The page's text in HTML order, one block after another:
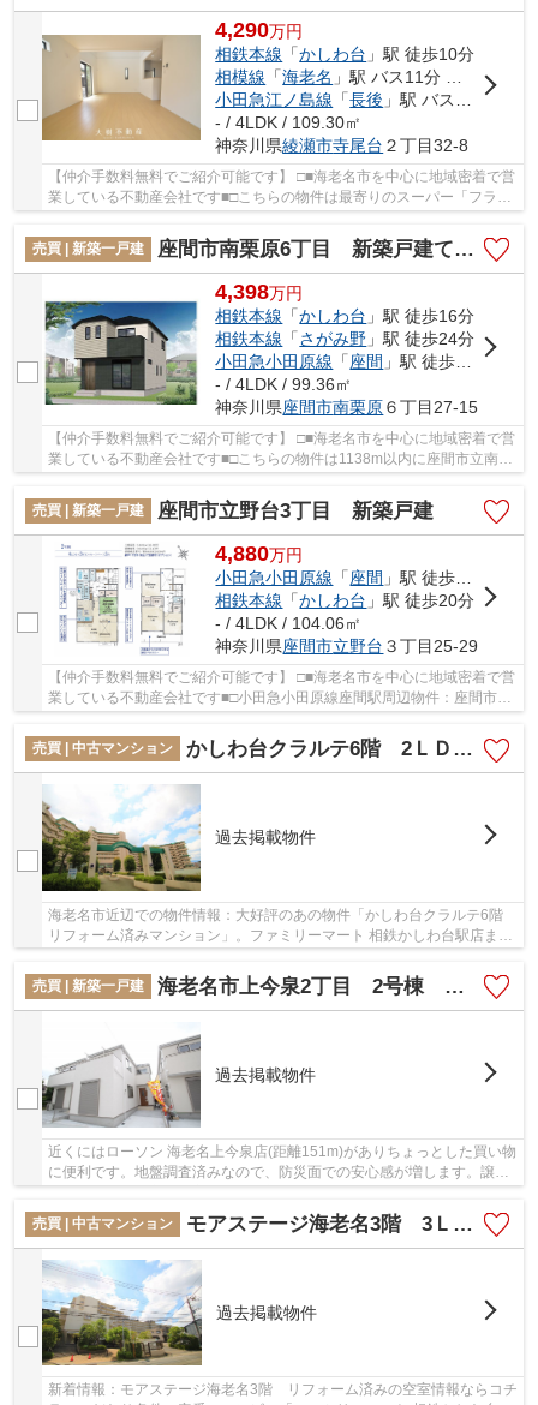
4,290万円
相鉄本線 「かしわ台 」駅 徒歩10分
相模線 「海老名 」駅 バス11分 「天野原」 停歩2分
小田急江ノ島線 「長後 」駅 バス29分 「大塚本町」 停歩15分
- / 4LDK / 109.30㎡
神奈川県綾瀬市寺尾台 ２丁目32-8
【仲介手数料無料でご紹介可能です】 □■海老名市を中心に地域密着で営
業している不動産会社です■□こちらの物件は最寄りのスーパー「フラワ
ーランド海老名店」が482m以内にあります。内...
売買 | 新築一戸建
座間市南栗原6丁目 新築戸建て 全１棟【仲介手数料無料】
4,398万円
相鉄本線 「かしわ台 」駅 徒歩16分
相鉄本線 「さがみ野 」駅 徒歩24分
小田急小田原線 「座間 」駅 徒歩26分
- / 4LDK / 99.36㎡
神奈川県座間市南栗原６丁目27-15
【仲介手数料無料でご紹介可能です】 □■海老名市を中心に地域密着で営
業している不動産会社です■□こちらの物件は1138m以内に座間市立南中
学校があります。地盤が弱いと大惨事になりか...
売買 | 新築一戸建
座間市立野台3丁目 新築戸建
4,880万円
小田急小田原線 「座間 」駅 徒歩17分
相鉄本線 「かしわ台 」駅 徒歩20分
- / 4LDK / 104.06㎡
神奈川県座間市立野台 ３丁目25-29
【仲介手数料無料でご紹介可能です】 □■海老名市を中心に地域密着で営
業している不動産会社です■□小田急小田原線座間駅周辺物件：座間市立
野台3丁目 新築戸建て 全２棟【仲介手数料...
売買 | 中古マンション
かしわ台クラルテ6階 2ＬＤＫ+ＷＩＣリフォーム済みマンション【仲介手数料無料】
過去掲載物件
海老名市近辺での物件情報：大好評のあの物件「かしわ台クラルテ6階
リフォーム済みマンション」。ファミリーマート 相鉄かしわ台駅店まで
売買 | 新築一戸建
海老名市上今泉2丁目 2号棟 新築戸建 全3棟【仲介手数料無料】
過去掲載物件
近くにはローソン 海老名上今泉店(距離151m)がありちょっとした買い物
に便利です。地盤調査済みなので、防災面での安心感が増します。譲れ
売買 | 中古マンション
モアステージ海老名3階 3ＬＤＫリフォーム済みマンション【仲介手数料無料】
過去掲載物件
新着情報：モアステージ海老名3階 リフォーム済みの空室情報ならコチ